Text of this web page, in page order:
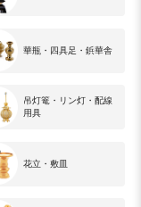
華瓶・四具足・鋲華舎
吊灯篭・リン灯・配線
用具
花立・敷皿